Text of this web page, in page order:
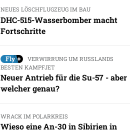
NEUES LÖSCHFLUGZEUG IM BAU
DHC-515-Wasserbomber macht
Fortschritte
VERWIRRUNG UM RUSSLANDS
BESTEN KAMPFJET
Neuer Antrieb für die Su-57 - aber
welcher genau?
WRACK IM POLARKREIS
Wieso eine An-30 in Sibirien in